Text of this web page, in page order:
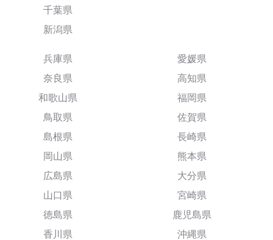
千葉県
新潟県
兵庫県
奈良県
和歌山県
鳥取県
島根県
岡山県
広島県
山口県
徳島県
香川県
愛媛県
高知県
福岡県
佐賀県
長崎県
熊本県
大分県
宮崎県
鹿児島県
沖縄県